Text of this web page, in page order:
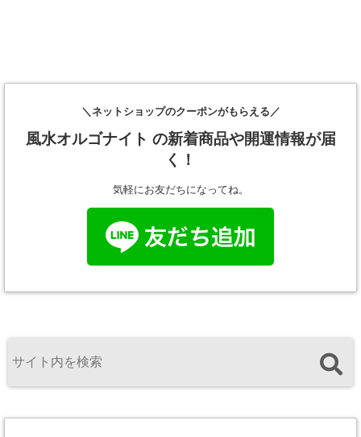
＼ネットショップのクーポンがもらえる／
風水オルゴナイト の新着商品や開運情報が届
く！
気軽にお友だちになってね。